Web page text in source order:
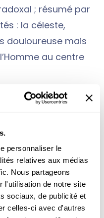
personnaliser le
relatives aux médias
Nous partageons
l'utilisation de notre site
sociaux, de publicité et
celles-ci avec d'autres
; résumé par
: la céleste,
douloureuse mais
au centre
totale et fervente
la possibilité
au long de son
qui
la mission
et le temps des
et l’homme,